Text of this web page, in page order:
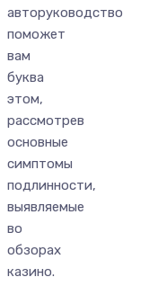
авторуководство
поможет
вам
буква
этом,
рассмотрев
основные
симптомы
подлинности,
выявляемые
во
обзорах
казино.